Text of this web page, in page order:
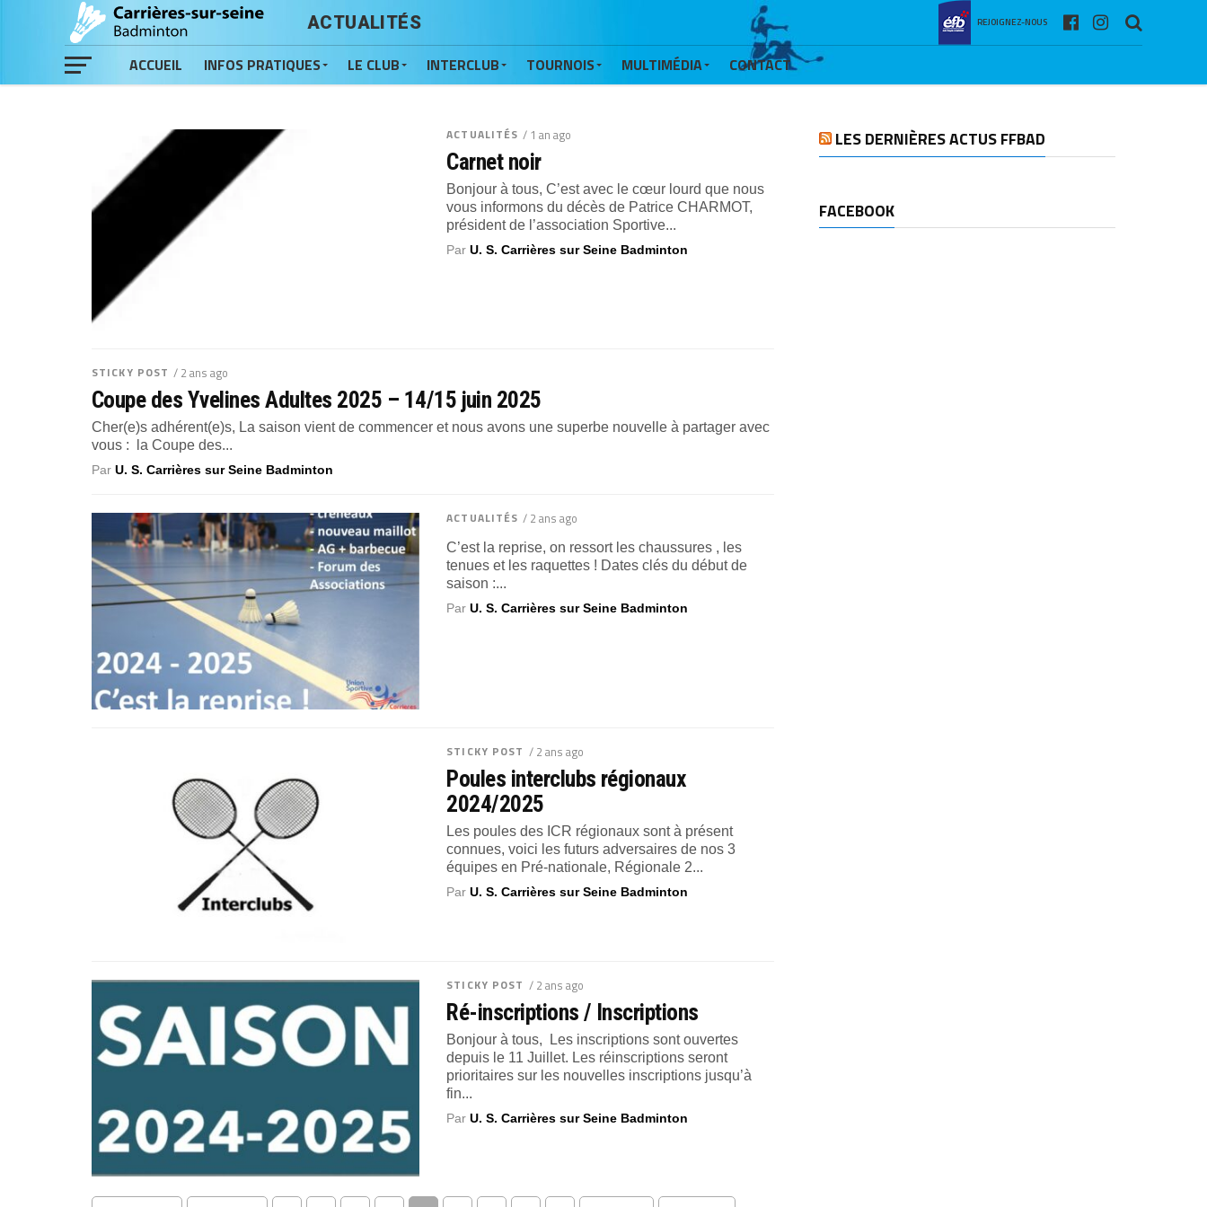
ACTUALITÉS REJOIGNEZ-NOUS
ACCUEIL INFOS PRATIQUES LE CLUB INTERCLUB TOURNOIS MULTIMÉDIA CONTACT
ACTUALITÉS / 1 an ago
Carnet noir
Bonjour à tous, C’est avec le cœur lourd que nous
vous informons du décès de Patrice CHARMOT,
président de l’association Sportive...
ParU. S. Carrières sur Seine Badminton
STICKY POST / 2 ans ago
Coupe des Yvelines Adultes 2025 – 14/15 juin 2025
Cher(e)s adhérent(e)s, La saison vient de commencer et nous avons une superbe nouvelle à partager avec
vous : la Coupe des...
Par U. S. Carrières sur Seine Badminton
ACTUALITÉS / 2 ans ago
C’est la reprise, on ressort les chaussures , les
tenues et les raquettes ! Dates clés du début de
saison :...
ParU. S. Carrières sur Seine Badminton
STICKY POST / 2 ans ago
Poules interclubs régionaux
2024/2025
Les poules des ICR régionaux sont à présent
connues, voici les futurs adversaires de nos 3
équipes en Pré-nationale, Régionale 2...
ParU. S. Carrières sur Seine Badminton
STICKY POST / 2 ans ago
Ré-inscriptions / Inscriptions
Bonjour à tous, Les inscriptions sont ouvertes
depuis le 11 Juillet. Les réinscriptions seront
prioritaires sur les nouvelles inscriptions jusqu’à
fin...
ParU. S. Carrières sur Seine Badminton
LES DERNIÈRES ACTUS FFBAD
FACEBOOK